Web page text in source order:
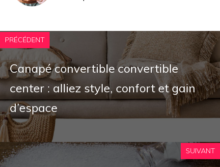
PRÉCÉDENT
Canapé convertible convertible
center : alliez style, confort et gain
d’espace
SUIVANT